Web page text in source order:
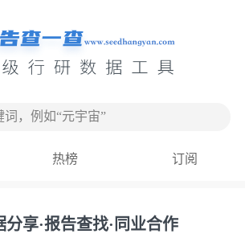
词，例如“元宇宙”
热榜 订阅
分享·报告查找·同业合作